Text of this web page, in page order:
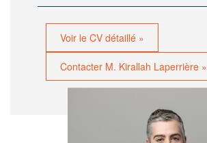
Voir le CV détaillé »
Contacter M. Kirallah Laperrière »